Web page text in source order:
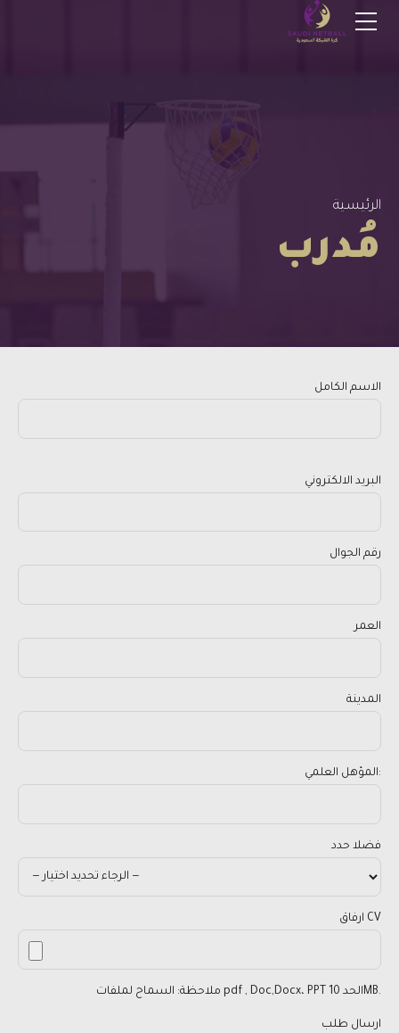
الرئيسية
مُدرب
الاسم الكامل
البريد الالكتروني
رقم الجوال
العمر
المدينة
المؤهل العلمي:
فضلا حدد
ارفاق CV
ملاحظة: السماح لملفات pdf , Doc,Docx، PPT الحد 10MB.
ارسال طلب